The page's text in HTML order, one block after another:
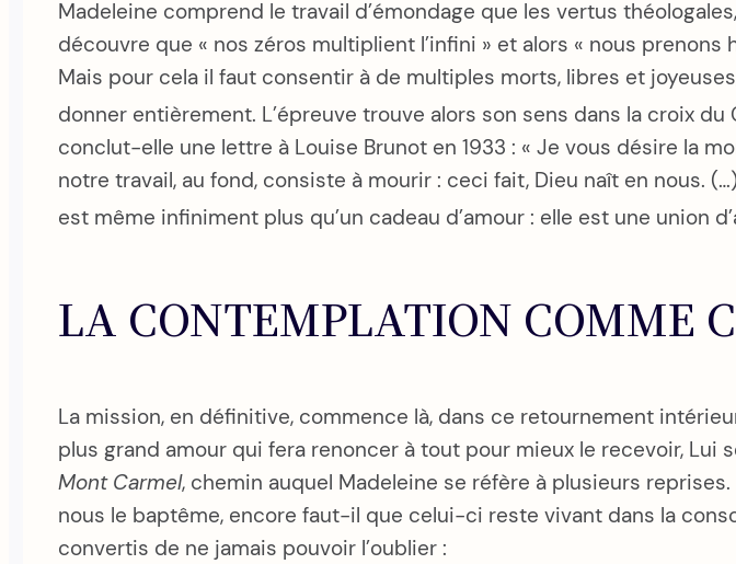
Madeleine comprend le travail d’émondage que les vertus
découvre que « nos zéros multiplient l’infini » et alors « nous
Mais pour cela il faut consentir à de multiples morts, libres et
donner entièrement. L’épreuve trouve alors son sens dans la croix
conclut-elle une lettre à Louise Brunot en 1933 : « Je vous désire la
notre travail, au fond, consiste à mourir : ceci fait, Dieu naît en nous.
est même infiniment plus qu’un cadeau d’amour : elle est une union
LA CONTEMPLATION COMME
La mission, en définitive, commence là, dans ce retournement
plus grand amour qui fera renoncer à tout pour mieux le recevoir, Lui
Mont Carmel, chemin auquel Madeleine se réfère à plusieurs
nous le baptême, encore faut-il que celui-ci reste vivant dans la
convertis de ne jamais pouvoir l’oublier :